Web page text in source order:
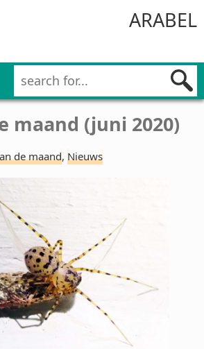
ARABEL
maand (juni 2020)
de maand, Nieuws